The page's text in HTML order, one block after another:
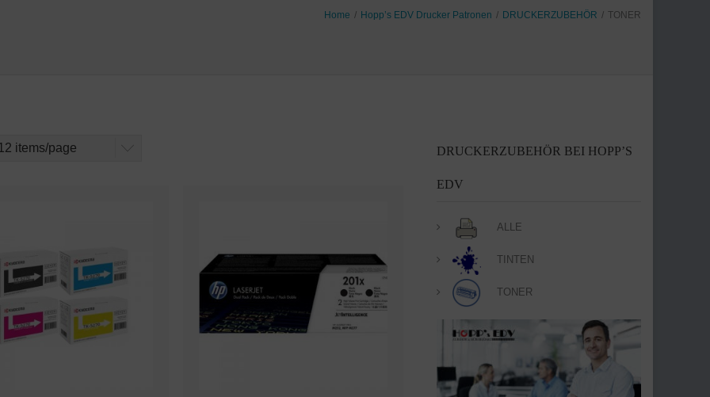
Home / Hopp’s EDV Drucker Patronen / DRUCKERZUBEHÖR / TONER
12 items/page DRUCKERZUBEHÖR BEI HOPP’S
EDV
ALLE
TINTEN
TONER